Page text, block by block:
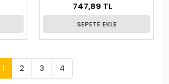
747,89 TL
SEPETE EKLE
1 2 3 4